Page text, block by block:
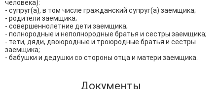
человека):
- супруг(а), в том числе гражданский супруг(а) заемщика;
- родители заемщика;
- совершеннолетние дети заемщика;
- полнородные и неполнородные братья и сестры заемщика;
- тети, дяди, двоюродные и троюродные братья и сестры
заемщика;
- бабушки и дедушки со стороны отца и матери заемщика.
Документы